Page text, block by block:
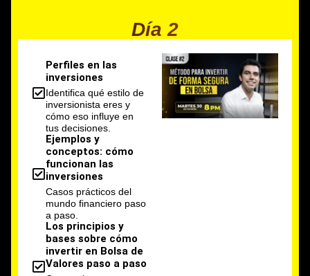
Día 2
Perfiles en las
inversiones
Identifica qué estilo de
inversionista eres y
cómo eso influye en
tus decisiones.
Ejemplos y
conceptos: cómo
funcionan las
inversiones
Casos prácticos del
mundo financiero paso
a paso.
Los principios y
bases sobre cómo
invertir en Bolsa de
Valores paso a paso